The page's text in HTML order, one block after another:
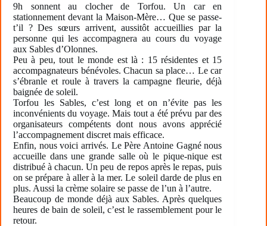
9h sonnent au clocher de Torfou. Un car en
stationnement devant la Maison-Mère… Que se passe-
t’il ? Des sœurs arrivent, aussitôt accueillies par la
personne qui les accompagnera au cours du voyage
aux Sables d’Olonnes.
Peu à peu, tout le monde est là : 15 résidentes et 15
accompagnateurs bénévoles. Chacun sa place… Le car
s’ébranle et roule à travers la campagne fleurie, déjà
baignée de soleil.
Torfou les Sables, c’est long et on n’évite pas les
inconvénients du voyage. Mais tout a été prévu par des
organisateurs compétents dont nous avons apprécié
l’accompagnement discret mais efficace.
Enfin, nous voici arrivés. Le Père Antoine Gagné nous
accueille dans une grande salle où le pique-nique est
distribué à chacun. Un peu de repos après le repas, puis
on se prépare à aller à la mer. Le soleil darde de plus en
plus. Aussi la crème solaire se passe de l’un à l’autre.
Beaucoup de monde déjà aux Sables. Après quelques
heures de bain de soleil, c’est le rassemblement pour le
retour.